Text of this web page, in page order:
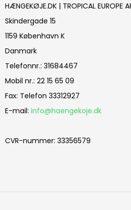
HÆNGEKØJE.DK | TROPICAL EUROPE
Skindergade 15
1159 København K
Danmark
Telefonnr.: 31684467
Mobil nr.: 22 15 65 09
Fax: Telefon 33312927
E-mail: info@haengekoje.dk
CVR-nummer: 33356579